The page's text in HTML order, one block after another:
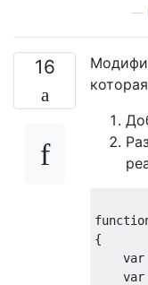
—
16
{
var
var